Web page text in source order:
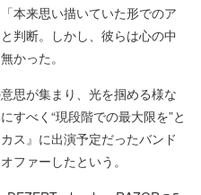
本来思い描いていた形でのア
判断。しかし、彼らは心の中
かった。
思が集まり、光を掴める様な
すべく“現段階での最大限を”と
ス』に出演予定だったバンド
ファーしたという。